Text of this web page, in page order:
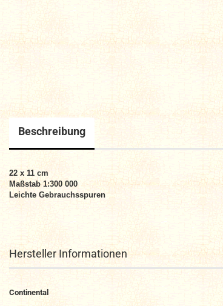
Beschreibung
22 x 11 cm
Maßstab 1:300 000
Leichte Gebrauchsspuren
Hersteller Informationen
Continental